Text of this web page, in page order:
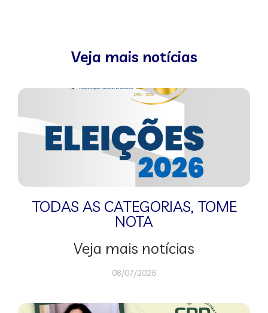
Veja mais notícias
TODAS AS CATEGORIAS, TOME
NOTA
Veja mais notícias
08/07/2026